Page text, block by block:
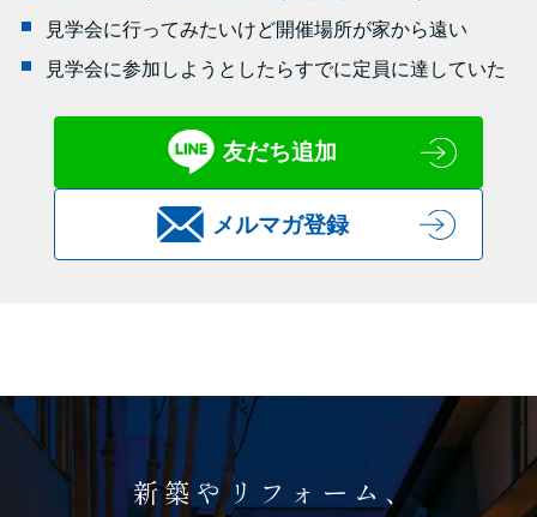
見学会に行ってみたいけど開催場所が家から遠い
見学会に参加しようとしたらすでに定員に達していた
友だち追加
メルマガ登録
新築やリフォーム、